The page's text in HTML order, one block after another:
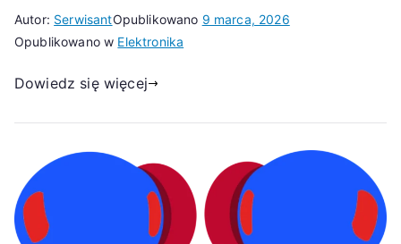
Autor: SerwisantOpublikowano 9 marca, 2026
Opublikowano w Elektronika
Dowiedz się więcej